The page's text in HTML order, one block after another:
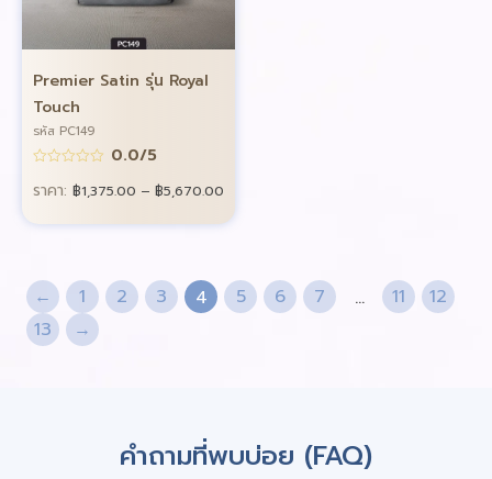
Premier Satin รุ่น Royal
Touch
รหัส PC149
0.0/5
ราคา: ฿1,375.00 – ฿5,670.00
← 1 2 3 4 5 6 7 … 11
12
13
→
คำถามที่พบบ่อย (FAQ)